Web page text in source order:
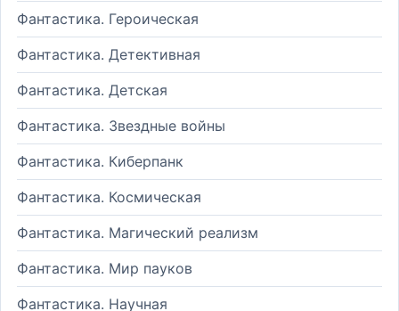
Фантастика. Героическая
Фантастика. Детективная
Фантастика. Детская
Фантастика. Звездные войны
Фантастика. Киберпанк
Фантастика. Космическая
Фантастика. Магический реализм
Фантастика. Мир пауков
Фантастика. Научная